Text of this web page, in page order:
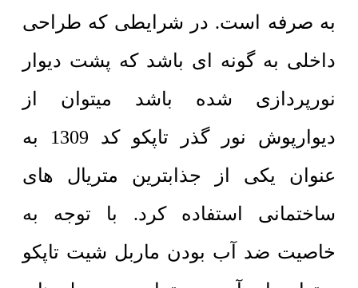
به صرفه است. در شرایطی که طراحی
داخلی به گونه ای باشد که پشت دیوار
نورپردازی شده باشد میتوان از
دیوارپوش نور گذر تاپکو کد 1309 به
عنوان یکی از جذابترین متریال های
ساختمانی استفاده کرد. با توجه به
خاصیت ضد آب بودن ماربل شیت تاپکو